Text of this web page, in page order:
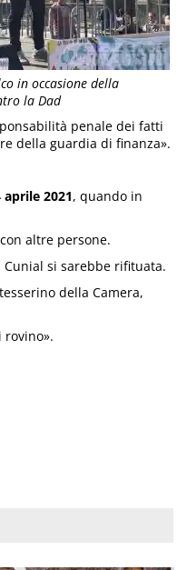
in occasione della
la Dad
penale dei fatti
della guardia di finanza».
2021, quando in
altre persone.
si sarebbe rifituata.
della Camera,